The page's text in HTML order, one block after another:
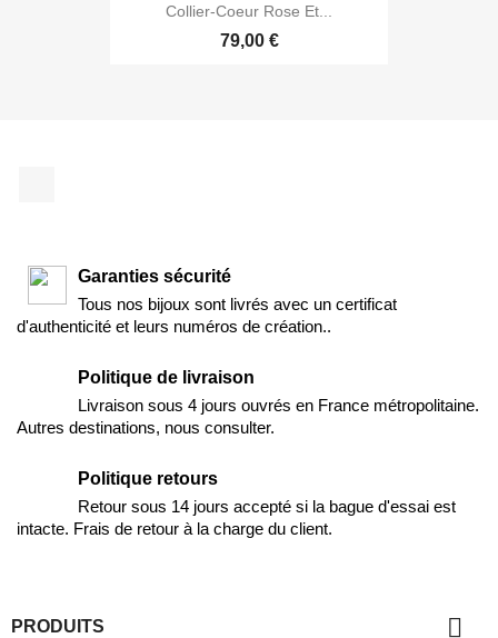
Collier-Coeur Rose Et...
79,00 €
Garanties sécurité
Tous nos bijoux sont livrés avec un certificat
d'authenticité et leurs numéros de création..
Politique de livraison
Livraison sous 4 jours ouvrés en France métropolitaine.
Autres destinations, nous consulter.
Politique retours
Retour sous 14 jours accepté si la bague d'essai est
intacte. Frais de retour à la charge du client.
PRODUITS 